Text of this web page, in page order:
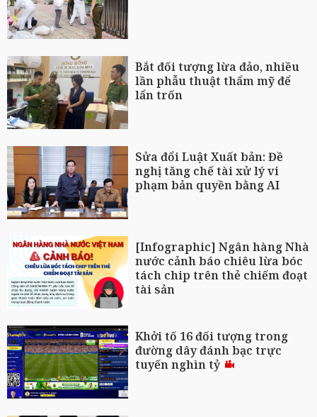
Bắt đối tượng lừa đảo, nhiều
lần phẫu thuật thẩm mỹ để
lẩn trốn
Sửa đổi Luật Xuất bản: Đề
nghị tăng chế tài xử lý vi
phạm bản quyền bằng AI
[Infographic] Ngân hàng Nhà
nước cảnh báo chiêu lừa bóc
tách chip trên thẻ chiếm đoạt
tài sản
Khởi tố 16 đối tượng trong
đường dây đánh bạc trực
tuyến nghìn tỷ